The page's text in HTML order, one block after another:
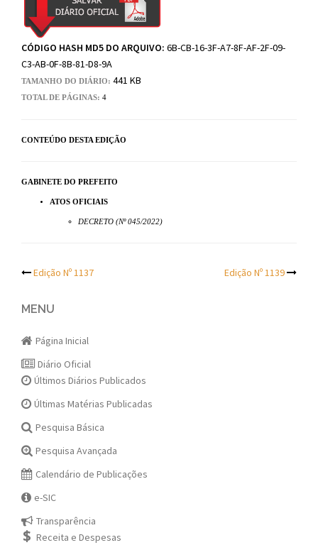
CÓDIGO HASH MD5 DO ARQUIVO: 6B-CB-16-3F-A7-8F-AF-2F-09-
C3-AB-0F-8B-81-D8-9A
TAMANHO DO DIÁRIO: 441 KB
TOTAL DE PÁGINAS: 4
CONTEÚDO DESTA EDIÇÃO
GABINETE DO PREFEITO
ATOS OFICIAIS
DECRETO (Nº 045/2022)
Post
navigation
Edição Nº 1137 Edição Nº 1139
MENU
Página Inicial
Diário Oficial
Últimos Diários Publicados
Últimas Matérias Publicadas
Pesquisa Básica
Pesquisa Avançada
Calendário de Publicações
e-SIC
Transparência
Receita e Despesas